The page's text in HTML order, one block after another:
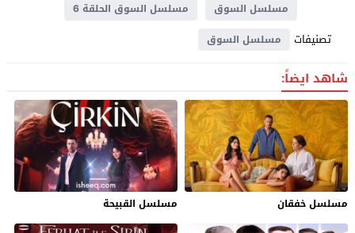
مسلسل السوق
مسلسل السوق الحلقة 6
تصنيفات مسلسل السوق
شاهد ايضاً:
مسلسل خفقان مسلسل القبيحة